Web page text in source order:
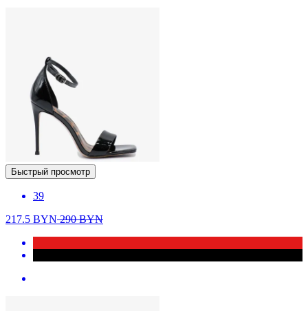
Быстрый просмотр
39
217.5 BYN290BYN